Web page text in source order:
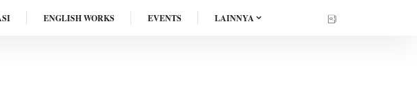
ENGLISH WORKS EVENTS LAINNYA